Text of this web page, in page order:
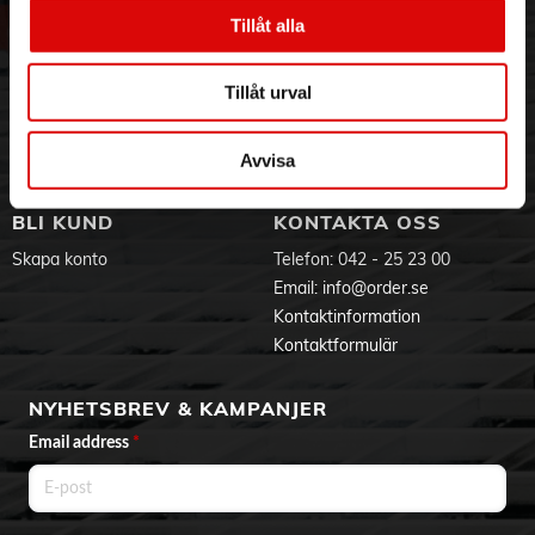
Tillåt alla
Tillåt urval
Avvisa
Vikt: 1,8 g
Visselblåsning
Aktuellt på Order
Service & Support
Godsefterlysning & Felleverans
Integritetspolicy
Om cookies
BLI KUND
Skapa konto
KONTAKTA OSS
Telefon: 042 - 25 23 00
Email: info@order.se
Kontaktinformation
Kontaktformulär
NYHETSBREV & KAMPANJER
Email address *